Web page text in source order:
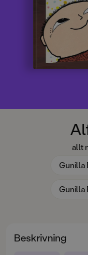
allt
Gunilla
Gunilla
Beskrivning